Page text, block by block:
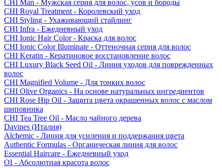
CHI Man - Мужская серия для волос, усов и бороды
CHI Royal Treatment - Королевский уход
CHI Styling - Ухаживающий стайлинг
CHI Infra - Ежедневный уход
CHI Ionic Hair Color - Краска для волос
CHI Ionic Color Illuminate - Оттеночная серия для волос
CHI Keratin - Кератиновое восстановление волос
CHI Luxury Black Seed Oil - Линия уходов для поврежденных
волос
CHI Magnified Volume - Для тонких волос
CHI Olive Organics - На основе натуральных ингредиентов
CHI Rose Hip Oil - Защита цвета окрашенных волос с маслом
шиповника
CHI Tea Tree Oil - Масло чайного дерева
Davines (Италия)
Alchemic - Линия для усиления и поддержания цвета
Authentic Formulas - Органическая линия для волос
Essential Haircare - Eжедневный уход
OI - Абсолютная красота волос